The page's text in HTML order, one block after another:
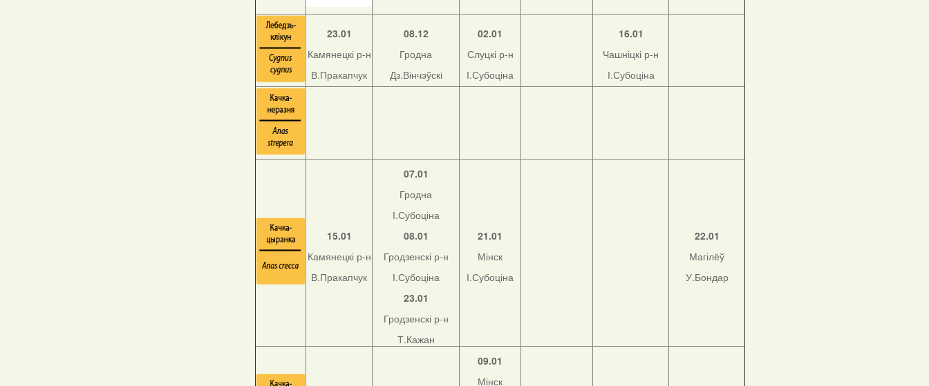
23.01
Камянецкі р-н
В.Пракапчук
08.12
Гродна
Дз.Вінчэўскі
02.01
Слуцкі р-н
І.Субоціна
16.01
Чашніцкі р-н
І.Субоціна
15.01
Камянецкі р-н
В.Пракапчук
07.01
Гродна
І.Субоціна
08.01
Гродзенскі р-н
І.Субоціна
23.01
Гродзенскі р-н
Т.Кажан
21.01
Мінск
І.Субоціна
22.01
Магілёў
У.Бондар
09.01
Мінск